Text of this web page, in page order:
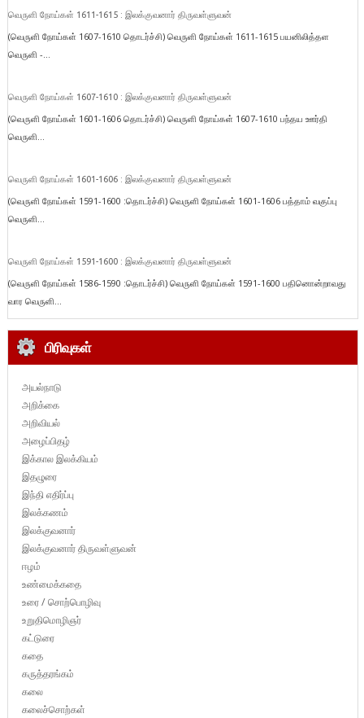
வெருளி நோய்கள் 1611-1615 : இலக்குவனார் திருவள்ளுவன்
(வெருளி நோய்கள் 1607-1610 தொடர்ச்சி) வெருளி நோய்கள் 1611-1615 பயனிலித்தள
வெருளி -...
வெருளி நோய்கள் 1607-1610 : இலக்குவனார் திருவள்ளுவன்
(வெருளி நோய்கள் 1601-1606 தொடர்ச்சி) வெருளி நோய்கள் 1607-1610 பந்தய ஊர்தி
வெருளி...
வெருளி நோய்கள் 1601-1606 : இலக்குவனார் திருவள்ளுவன்
(வெருளி நோய்கள் 1591-1600 :தொடர்ச்சி) வெருளி நோய்கள் 1601-1606 பத்தாம் வகுப்பு
வெருளி...
வெருளி நோய்கள் 1591-1600 : இலக்குவனார் திருவள்ளுவன்
(வெருளி நோய்கள் 1586-1590 :தொடர்ச்சி) வெருளி நோய்கள் 1591-1600 பதினொன்றாவது
வார வெருளி...
பிரிவுகள்
அயல்நாடு
அறிக்கை
அறிவியல்
அழைப்பிதழ்
இக்கால இலக்கியம்
இதழுரை
இந்தி எதிர்ப்பு
இலக்கணம்
இலக்குவனார்
இலக்குவனார் திருவள்ளுவன்
ஈழம்
உண்மைக்கதை
உரை / சொற்பொழிவு
உறுதிமொழிஞர்
கட்டுரை
கதை
கருத்தரங்கம்
கலை
கலைச்சொற்கள்